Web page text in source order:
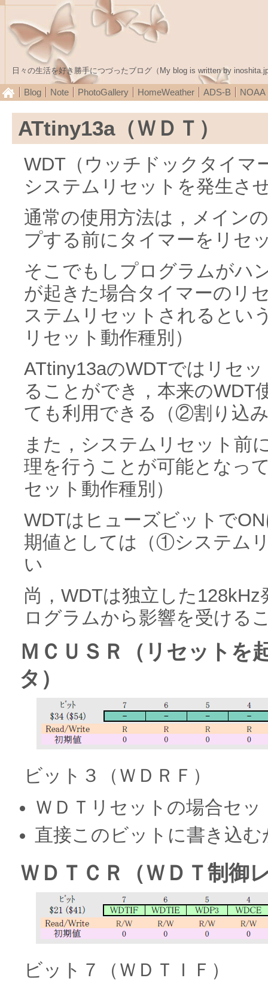
日々の生活を好き勝手につづったブログ（My blog is written by
Blog Note PhotoGallery HomeWeather ADS-B NOAA
ATtiny13a（ＷＤＴ）
WDT（ウッチドックタイマ
システムリセットを発生さ
通常の使用方法は，メイン
プする前にタイマーをリセ
そこでもしプログラムがハ
が起きた場合タイマーのリ
ステムリセットされるとい
リセット動作種別）
ATtiny13aのWDTではリセ
ることができ，本来のWDT
ても利用できる（②割り込
また，システムリセット前
理を行うことが可能となっ
セット動作種別）
WDTはヒューズビットで
期値としては（①システム
い
尚，WDTは独立した
ログラムから影響を受ける
ＭＣＵＳＲ（リセットを
タ）
ビット３（ＷＤＲＦ）
ＷＤＴリセットの場合セッ
直接このビットに書き込
ＷＤＴＣＲ（ＷＤＴ制御
ビット７（ＷＤＴＩＦ）